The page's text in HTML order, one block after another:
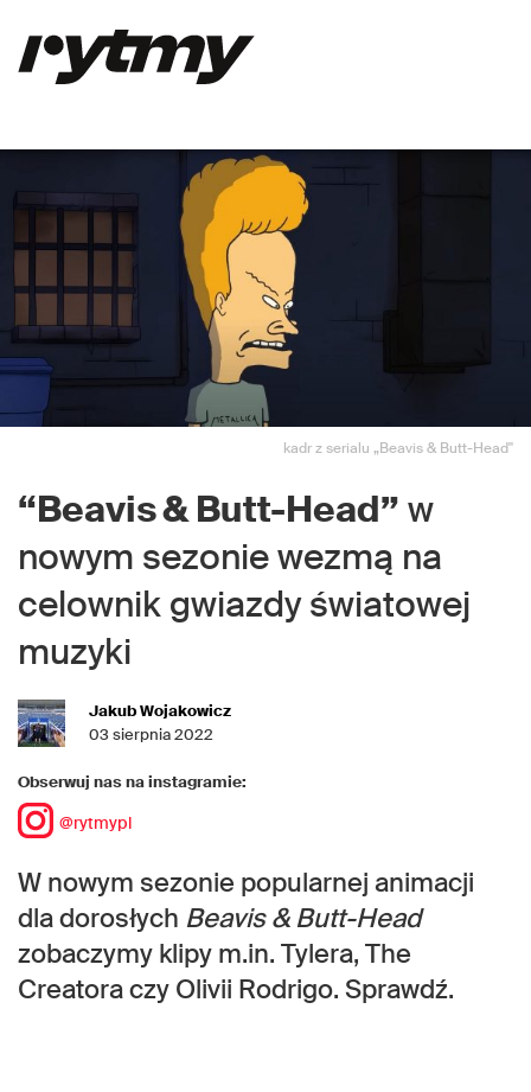
kadr z serialu „Beavis & Butt-Head"
“Beavis & Butt-Head” w
nowym sezonie wezmą na
celownik gwiazdy światowej
muzyki
Jakub Wojakowicz
03 sierpnia 2022
Obserwuj nas na instagramie:
@rytmypl
W nowym sezonie popularnej animacji
dla dorosłych Beavis & Butt-Head
zobaczymy klipy m.in. Tylera, The
Creatora czy Olivii Rodrigo. Sprawdź.